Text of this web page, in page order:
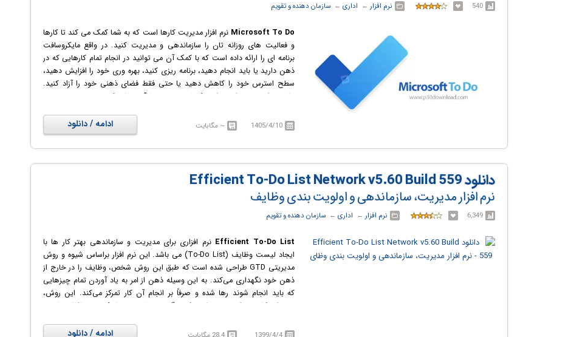
540 نرم افزار ← ‏ اداری ← ‏ سازمان دهنده و تقویم
Microsoft To Do نرم افزار مدیریت کارها است که به شما کمک می کند تا کارها
و فعالیت های روزانه تان را سازماندهی و مدیریت کنید. در واقع مایکروسافت
برنامه ای را ارائه داده است که با کمک آن می توانید در انجام تمام کارهایی که در
ذهن دارید یا باید انجام دهید، برنامه ریزی کنید، بهره وری خود را افزایش دهید،
سطح استرس خود را کاهش دهید یا حتی فقط فضای ذهنی خود را آزاد کنید.
علاوه بر این می توانید برای چک لیست خود یادآور تنظیم کنید.
کارهای روزانه به شما پیشنهاداتی می دهد. شما می توانید لیست کارهای خود را
به صورت آنلاین در چندین پلتفرم مدیریت کنید و به شما امکان می دهد بدون
توجه به جایی که هستید سازماندهی کنید. همچنین می توانید لیست کارهای
خود را به اشتراک بگذارید تا بتوانید با خانواده، دوستان و همکاران خود در ارتباط
باشید.
1405/4/10 ~ مگابایت ادامه / دانلود
دانلود Efficient To-Do List Network v5.60 Build 559
نرم افزار مدیریت، سازماندهی و اولویت بندی وظایف
6,349 نرم افزار ← ‏ اداری ← ‏ سازمان دهنده و تقویم
Efficient To-Do List نرم افزاری برای مدیریت و سازماندهی بهتر کار ها با
ایجاد لیست وظایف (To-Do List) می باشد. این نرم افزار براساس شیوه و روش
مدیریتی GTD طراحی شده است که طبق این روش شخص، وظایف را در خارج از
ذهن خود نگهداری می‌کند. به این وسیله ذهن از امر به یاد آوردن تمام چیزهایی
که باید انجام شوند رها شده و صرفاً بر انجام آن کار تمرکز می‌کند. این روش،
نمونه‌ای کاربردی از تئوری علمی ذهن گسترده یا ممتد، با تکیه بر حافظه خارجی
بر روی کار اصلی خود تمرکز کنید. Efficient To-Do List به شما کمک می کند تمام
ادامه / دانلود